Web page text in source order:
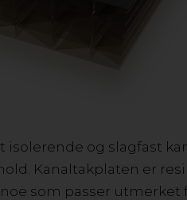
isolerende og slagfast
Kanaltakplaten er
noe som passer